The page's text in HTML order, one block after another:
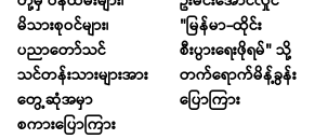
မိသားစုဝင်များ၊
ပညာတော်သင်
သင်တန်းသားများအား
တွေ့ဆုံအမှာ
စကားပြောကြား
"မြန်မာ-ထိုင်း
စီးပွားရေးဖိုရမ်" သို့
တက်ရောက်မိန့်ခွန်း
ပြောကြား